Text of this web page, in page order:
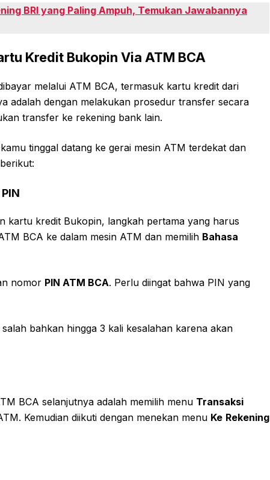
BRI yang Paling Ampuh, Temukan Jawabannya
Kredit Bukopin Via ATM BCA
melalui ATM BCA, termasuk kartu kredit dari
adalah dengan melakukan prosedur transfer secara
transfer ke rekening bank lain.
tinggal datang ke gerai mesin ATM terdekat dan
kartu kredit Bukopin, langkah pertama yang harus
BCA ke dalam mesin ATM dan memilih Bahasa
nomor PIN ATM BCA. Perlu diingat bahwa PIN yang
bahkan hingga 3 kali kesalahan karena akan
BCA selanjutnya adalah memilih menu Transaksi
Kemudian diikuti dengan menekan menu Ke Rekening